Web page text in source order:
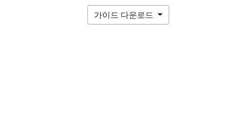
가이드 다운로드